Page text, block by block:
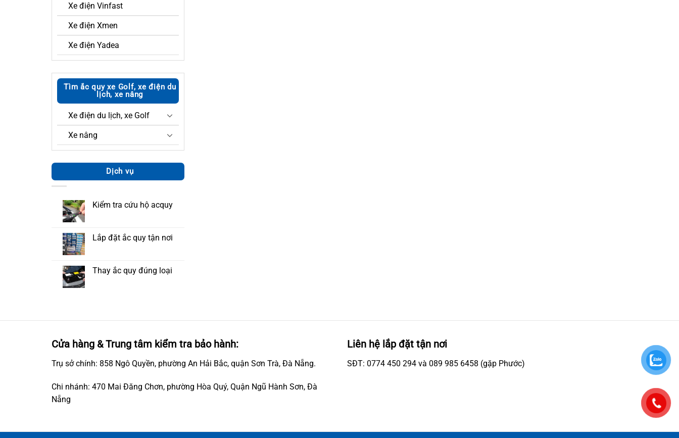
Xe điện Vinfast
Xe điện Xmen
Xe điện Yadea
Tìm ắc quy xe Golf, xe điện du
lịch, xe nâng
Xe điện du lịch, xe Golf
Xe nâng
Dịch vụ
Kiểm tra cứu hộ acquy
Lắp đặt ắc quy tận nơi
Thay ắc quy đúng loại
Cửa hàng & Trung tâm kiểm tra bảo hành:
Trụ sở chính: 858 Ngô Quyền, phường An Hải Bắc, quận Sơn Trà, Đà Nẵng.
Chi nhánh: 470 Mai Đăng Chơn, phường Hòa Quý, Quận Ngũ Hành Sơn, Đà
Nẵng
Liên hệ lắp đặt tận nơi
SĐT: 0774 450 294 và 089 985 6458 (gặp Phước)